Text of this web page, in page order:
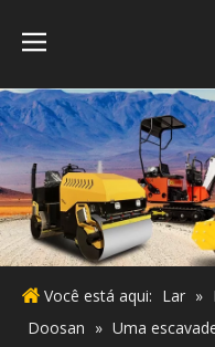
Você está aqui: Lar »
Doosan » Uma